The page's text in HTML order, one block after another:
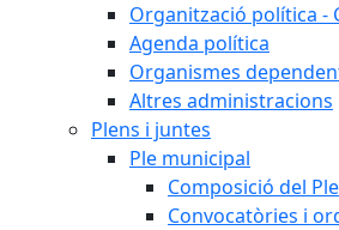
Organització política -
Agenda política
Organismes
Altres administracions
Plens i juntes
Ple municipal
Composició del Ple
Convocatòries i